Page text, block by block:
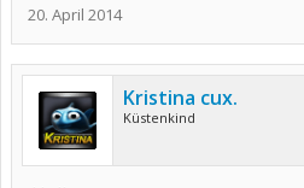
20. April 2014
Kristina cux.
Küstenkind